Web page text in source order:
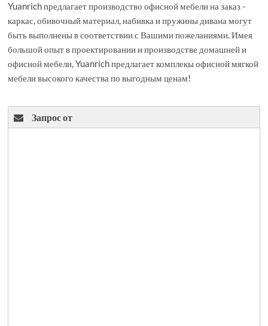
Yuanrich предлагает производство офисной мебели на заказ -
каркас, обивочный материал, набивка и пружины дивана могут
быть выполнены в соответствии с Вашими пожеланиями. Имея
большой опыт в проектировании и производстве домашней и
офисной мебели, Yuanrich предлагает комплекы офисной мягкой
мебели высокого качества по выгодным ценам!
Запрос от